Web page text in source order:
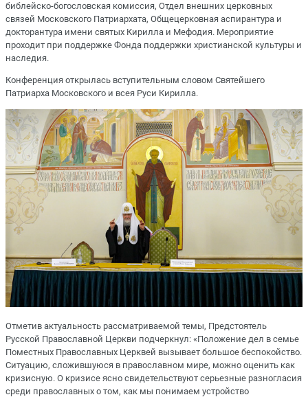
библейско-богословская комиссия, Отдел внешних церковных
связей Московского Патриархата, Общецерковная аспирантура и
докторантура имени святых Кирилла и Мефодия. Мероприятие
проходит при поддержке Фонда поддержки христианской культуры и
наследия.
Конференция открылась вступительным словом Святейшего
Патриарха Московского и всея Руси Кирилла.
Отметив актуальность рассматриваемой темы, Предстоятель
Русской Православной Церкви подчеркнул: «Положение дел в семье
Поместных Православных Церквей вызывает большое беспокойство.
Ситуацию, сложившуюся в православном мире, можно оценить как
кризисную. О кризисе ясно свидетельствуют серьезные разногласия
среди православных о том, как мы понимаем устройство